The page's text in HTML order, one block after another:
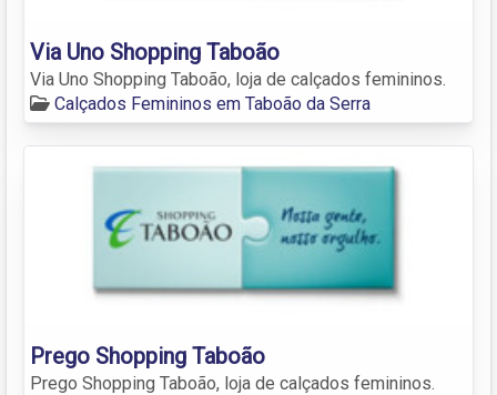
Via Uno Shopping Taboão
Via Uno Shopping Taboão, loja de calçados femininos.
Calçados Femininos em Taboão da Serra
Prego Shopping Taboão
Prego Shopping Taboão, loja de calçados femininos.